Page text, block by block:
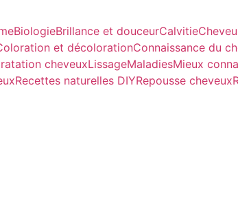
BiologieBrillance et douceurCalvitie
et décolorationConnaissance du
cheveuxLissageMaladiesMieux
Recettes naturelles DIYRepousse cheveux